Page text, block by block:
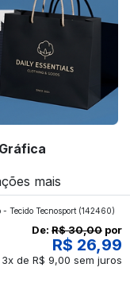
mais
Então,
para você!
Tecido Tecnosport (142460)
De: R$ 30,00 por
R$ 26,99
de R$ 9,00 sem juros